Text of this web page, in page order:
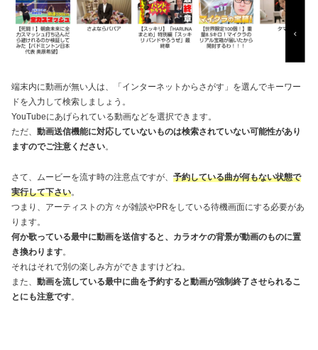
端末内に動画が無い人は、「インターネットからさがす」を選んでキーワー
ドを入力して検索しましょう。
YouTubeにあげられている動画などを選択できます。
ただ、 動画送信機能に対応していないものは検索されていない可能性があり
ますのでご注意ください。
さて、ムービーを流す時の注意点ですが、 予約している曲が何もない状態で
実行して下さい。
つまり、アーティストの方々が雑談やPRをしている待機画面にする必要があ
ります。
何か歌っている最中に動画を送信すると、カラオケの背景が動画のものに置
き換わります。
それはそれで別の楽しみ方ができますけどね。
また、 動画を流している最中に曲を予約すると動画が強制終了させられるこ
とにも注意です。